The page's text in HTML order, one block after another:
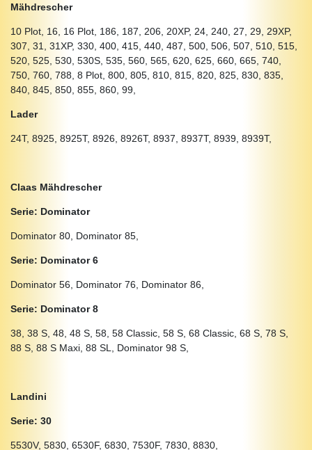
Mähdrescher
10 Plot, 16, 16 Plot, 186, 187, 206, 20XP, 24, 240, 27, 29, 29XP,
307, 31, 31XP, 330, 400, 415, 440, 487, 500, 506, 507, 510, 515,
520, 525, 530, 530S, 535, 560, 565, 620, 625, 660, 665, 740,
750, 760, 788, 8 Plot, 800, 805, 810, 815, 820, 825, 830, 835,
840, 845, 850, 855, 860, 99,
Lader
24T, 8925, 8925T, 8926, 8926T, 8937, 8937T, 8939, 8939T,
Claas Mähdrescher
Serie: Dominator
Dominator 80, Dominator 85,
Serie: Dominator 6
Dominator 56, Dominator 76, Dominator 86,
Serie: Dominator 8
38, 38 S, 48, 48 S, 58, 58 Classic, 58 S, 68 Classic, 68 S, 78 S,
88 S, 88 S Maxi, 88 SL, Dominator 98 S,
Landini
Serie: 30
5530V, 5830, 6530F, 6830, 7530F, 7830, 8830,